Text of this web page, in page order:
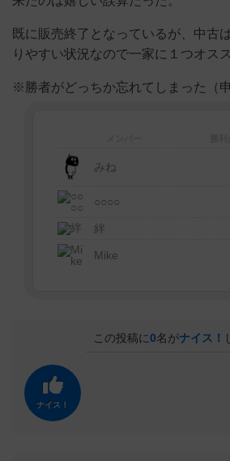
既に販売終了となっているが、中古
りやすい状況なので一家に１つオス
※勝者がどっちか忘れてしまった（申
みね
○○○○
絆
Mike
この投稿に0名がナイス！
ナイス！